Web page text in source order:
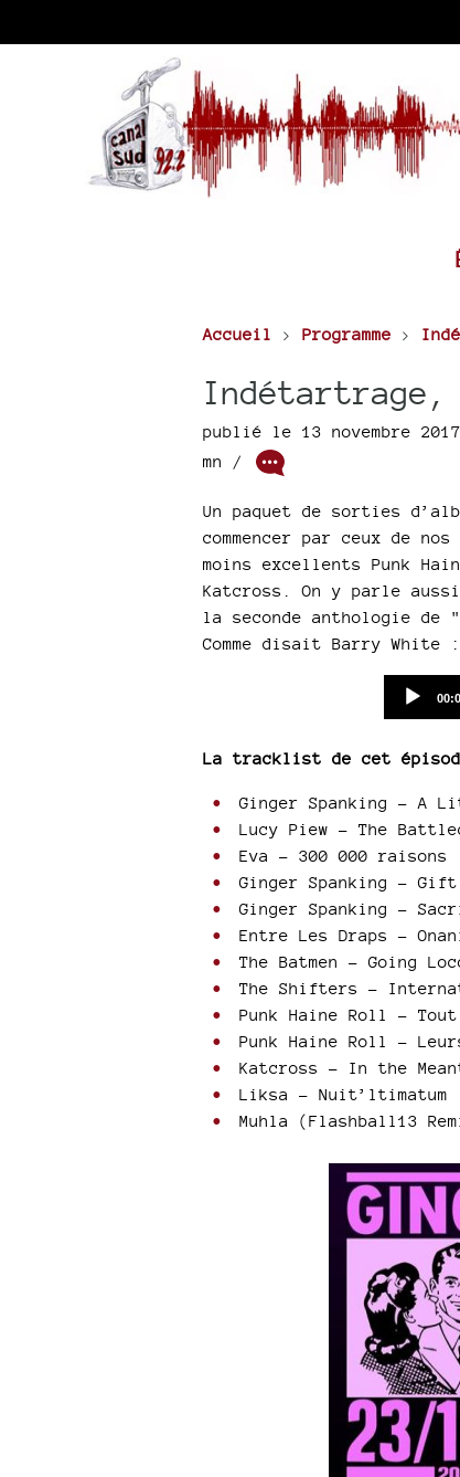
Accueil > Programme >
Indétartrage,
publié le 13 novembre 2017
mn /
Un paquet de sorties
commencer par ceux de
moins excellents Punk
Katcross. On y parle
la seconde anthologie de
Comme disait Barry
La tracklist de cet
Ginger Spanking - A
Lucy Piew - The
Eva - 300 000 raisons
Ginger Spanking -
Ginger Spanking -
Entre Les Draps -
The Batmen - Going
The Shifters -
Punk Haine Roll -
Punk Haine Roll -
Katcross - In the
Liksa - Nuit’ltimatum
Muhla (Flashball13